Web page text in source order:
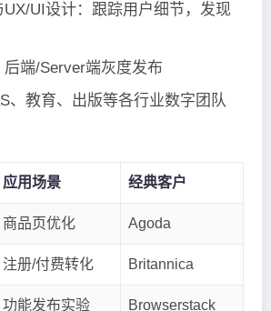
UI设计：跟踪用户细节，发现
后端/Server端灰度发布
、教育、出版等各行业数字团队
应用场景 经典客户
商品页优化 Agoda
注册/付费转化 Britannica
功能发布实验 Browserstack